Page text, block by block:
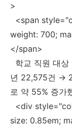
>
<span
weight: 700;
</span>
학교 직원 대
년 22,575건 →
로 약 55% 증가
<div
size: 0.85em;